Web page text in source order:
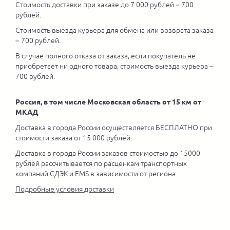
Стоимость доставки при заказе до 7 000 рублей – 700
рублей.
Стоимость выезда курьера для обмена или возврата заказа
– 700 рублей.
В случае полного отказа от заказа, если покупатель не
приобретает ни одного товара, стоимость выезда курьера –
700 рублей.
Россия, в том числе Московская область от 15 км от
МКАД
Доставка в города России осуществляется БЕСПЛАТНО при
стоимости заказа от 15 000 рублей.
Доставка в города России заказов стоимостью до 15000
рублей рассчитывается по расценкам транспортных
компаний СДЭК и EMS в зависимости от региона.
Подробные условия доставки